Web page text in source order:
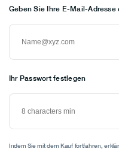
Geben Sie Ihre E-Mail-Adresse
Ihr Passwort festlegen
Indem Sie mit dem Kauf fortfahren,
Denmark
Estonia
Finland
France
Germany
Hungary